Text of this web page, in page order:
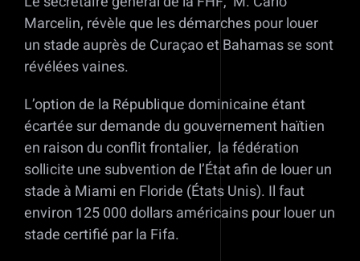
Marcelin, révèle que les démarches pour louer
un stade auprès de Curaçao et Bahamas se sont
révélées vaines.
L’option de la République dominicaine étant
écartée sur demande du gouvernement haïtien
en raison du conflit frontalier, la fédération
sollicite une subvention de l’État afin de louer un
stade à Miami en Floride (États Unis). Il faut
environ 125 000 dollars américains pour louer un
stade certifié par la Fifa.